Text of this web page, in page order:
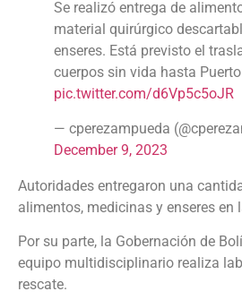
Se realizó entrega de
material quirúrgico
enseres. Está previsto el
cuerpos sin vida hasta
pic.twitter.com/d6Vp5c5oJR
— cperezampueda
December 9, 2023
Autoridades entregaron una
alimentos, medicinas y enseres en
Por su parte, la Gobernación de
equipo multidisciplinario realiza
rescate.